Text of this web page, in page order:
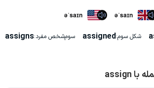
əˈsaɪn əˈsaɪn
شکل سوم:assigned سوم‌شخص مفرد:assigns